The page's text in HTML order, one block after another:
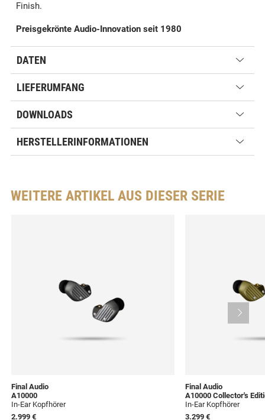
Finish.
Preisgekrönte Audio-Innovation seit 1980
DATEN
LIEFERUMFANG
DOWNLOADS
HERSTELLERINFORMATIONEN
WEITERE ARTIKEL AUS DIESER SERIE
Final Audio
A10000
In-Ear Kopfhörer
2.999 €
Final Audio
A10000 Collector's
In-Ear Kopfhörer
3.299 €